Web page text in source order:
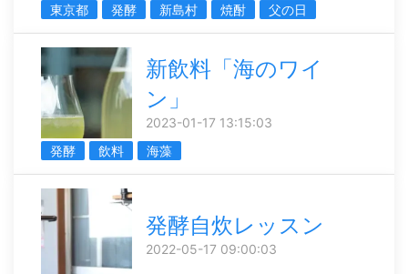
東京都 発酵 新島村 焼酎 父の日
新飲料「海のワイ
ン」
2023-01-17 13:15:03
発酵
飲料 海藻
発酵自炊レッスン
2022-05-17 09:00:03